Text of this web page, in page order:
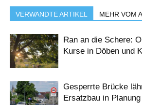
VERWANDTE ARTIKEL MEHR VOM
Ran an die Schere:
Kurse in Döben und
Gesperrte Brücke
Ersatzbau in Planung